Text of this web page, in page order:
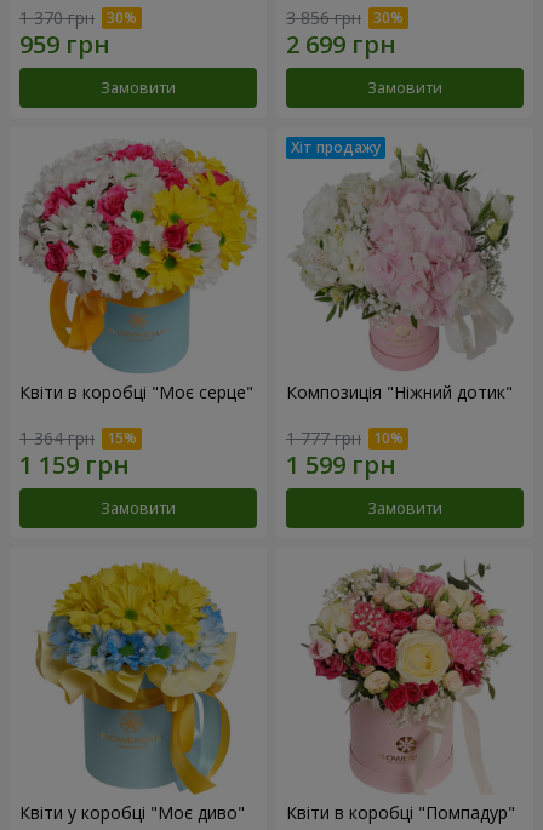
1 370 грн
Замовити
3 856 грн
Замовити
Квіти в коробці "Моє серце"
1 364 грн
Замовити
Композиція "Ніжний дотик"
1 777 грн
Замовити
Квіти у коробці "Моє диво" Квіти в коробці "Помпадур"